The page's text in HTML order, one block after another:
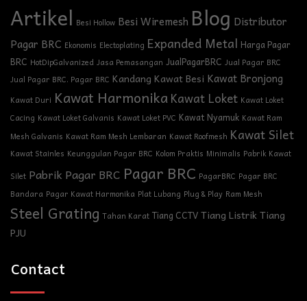
Artikel Besi Hollow Besi Wiremesh Blog Distributor
Pagar BRC Ekonomis Electoplating Expanded Metal Harga Pagar
BRC HotDipGalvanized Jasa Pemasangan JualPagarBRC Jual Pagar BRC
Jual Pagar BRC. Pagar BRC Kandang Kawat Besi Kawat Bronjong
Kawat Duri Kawat HarmonikaKawat Loket Kawat Loket
Cacing Kawat Loket Galvanis Kawat Loket PVC Kawat Nyamuk Kawat Ram
Mesh Galvanis Kawat Ram Mesh Lembaran Kawat Roofmesh Kawat Silet
Kawat Stainles Keunggulan Pagar BRC Kolom Praktis Minimalis Pabrik Kawat
Silet Pabrik Pagar BRC Pagar BRC PagarBRC Pagar BRC
Bandara Pagar Kawat Harmonika Plat Lubang Plug & Play Ram Mesh
Steel Grating Tahan Karat Tiang CCTVTiang ListrikTiang
PJU
Contact